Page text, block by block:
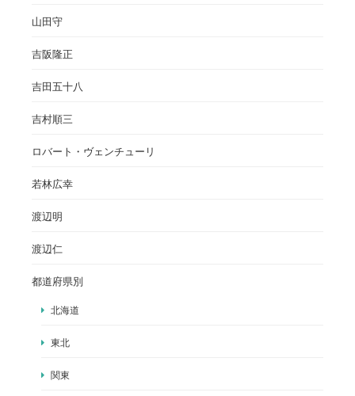
山田守
吉阪隆正
吉田五十八
吉村順三
ロバート・ヴェンチューリ
若林広幸
渡辺明
渡辺仁
都道府県別
北海道
東北
関東